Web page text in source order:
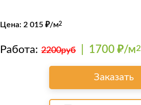
Цена: 2 015 ₽/м2
Работа: 2200руб 1700 ₽/м2
Заказать